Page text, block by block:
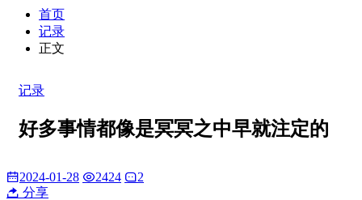
首页
记录
正文
记录
好多事情都像是冥冥之中早就注定的
2024-01-28 2424
2
分享